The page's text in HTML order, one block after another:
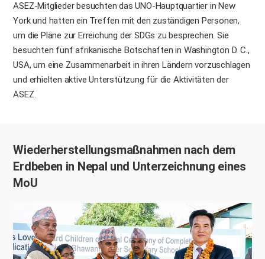
ASEZ-Mitglieder besuchten das UNO-Hauptquartier in New
York und hatten ein Treffen mit den zuständigen Personen,
um die Pläne zur Erreichung der SDGs zu besprechen. Sie
besuchten fünf afrikanische Botschaften in Washington D. C.,
USA, um eine Zusammenarbeit in ihren Ländern vorzuschlagen
und erhielten aktive Unterstützung für die Aktivitäten der
ASEZ.
Wiederherstellungsmaßnahmen nach dem
Erdbeben in Nepal und Unterzeichnung eines
MoU